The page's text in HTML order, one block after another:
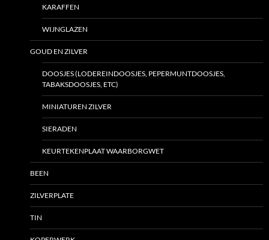
KARAFFEN
WIJNGLAZEN
GOUD EN ZILVER
DOOSJES (LODEREINDOOSJES, PEPERMUNTDOOSJES,
TABAKSDOOSJES, ETC)
MINIATUREN ZILVER
SIERADEN
KEURTEKENPLAAT WAARBORGWET
BEEN
ZILVERPLATE
TIN